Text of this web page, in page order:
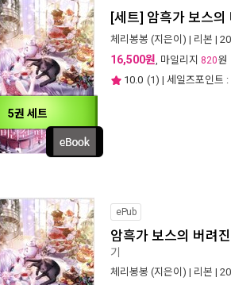
5권 세트
[세트] 암흑가 보스
체리봉봉 (지은이) | 리본 |
16,500원, 마일리지 820원
10.0 (1) | 세일즈포인트 :
ePub
암흑가 보스의 버려
기
체리봉봉 (지은이) | 리본 |